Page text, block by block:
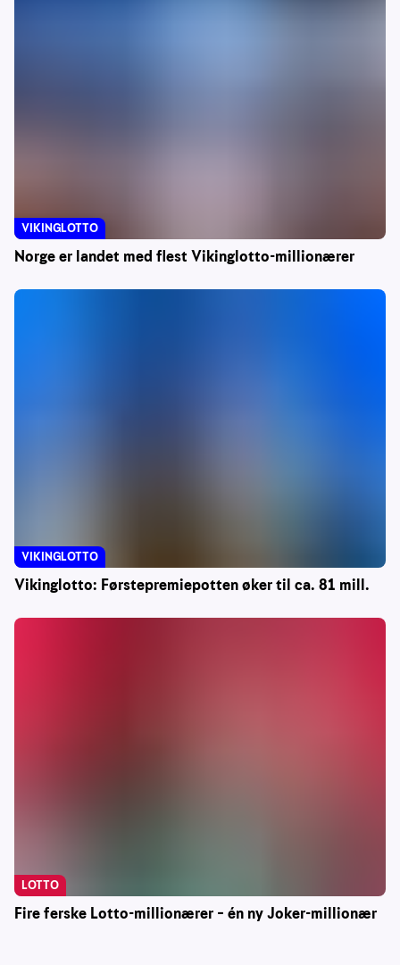
Norge er landet med flest Vikinglotto-millionærer
VIKINGLOTTO
Vikinglotto: Førstepremiepotten øker til ca. 81 mill.
VIKINGLOTTO
Fire ferske Lotto-millionærer – én ny Joker-millionær
LOTTO